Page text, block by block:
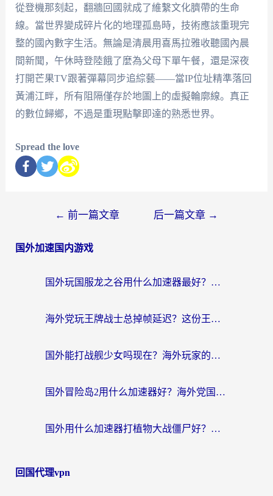
從登機那刻起，翻牆回國就成了維繫文化臍帶的生命
線。當世界變成碎片化的地理孤島時，技術應該重現完
整的國內數字生活。無論是清晨用喜馬拉雅收聽國內晨
間新聞，午休時登陸餓了麼為父母下單午餐，還是深夜
打開芒果TV跟著彈幕同步追綜藝——當IP位址精準落回
黃浦江畔，所有阻隔僅存於地圖上的虛擬輪廓線。真正
的數位歸鄉，不過是重現點擊即達的熟悉世界。
Spread the love
← 前一篇文章 后一篇文章 →
国外加速国内游戏
国外玩国服龙之谷用什么加速器最好？一份给海外游子的终极指南
海外党玩王牌战士总掉帧延迟？这份王牌战士延迟加速器终极指南救你命
国外能打战舰少女吗现在？海外玩家的国服游戏加速终极指南
国外冒险岛2用什么加速器好？海外党国服游戏畅玩全攻略（附鸣潮哈利波特加速技巧）
国外用什么加速器打植物大战僵尸好？海外党国服游戏加速终极指南
回国代理vpn